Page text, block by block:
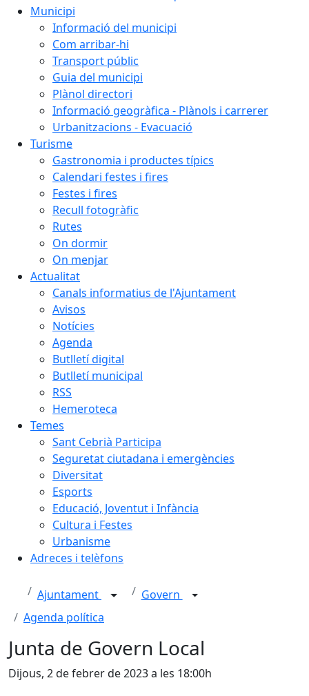
Municipi
Informació del municipi
Com arribar-hi
Transport públic
Guia del municipi
Plànol directori
Informació geogràfica - Plànols i carrerer
Urbanitzacions - Evacuació
Turisme
Gastronomia i productes típics
Calendari festes i fires
Festes i fires
Recull fotogràfic
Rutes
On dormir
On menjar
Actualitat
Canals informatius de l'Ajuntament
Avisos
Notícies
Agenda
Butlletí digital
Butlletí municipal
RSS
Hemeroteca
Temes
Sant Cebrià Participa
Seguretat ciutadana i emergències
Diversitat
Esports
Educació, Joventut i Infància
Cultura i Festes
Urbanisme
Adreces i telèfons
Ajuntament
Govern
Agenda política
Junta de Govern Local
Dijous, 2 de febrer de 2023 a les 18:00h